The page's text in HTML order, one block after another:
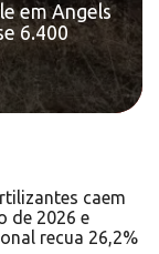
em Angels
6.400
caem
de 2026 e
recua 26,2%